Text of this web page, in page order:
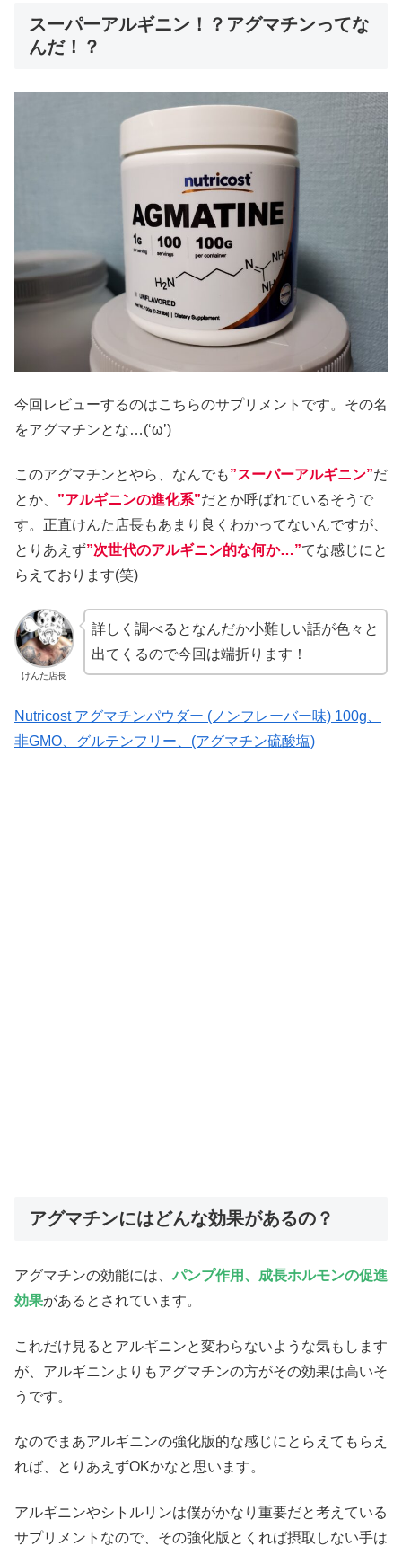
スーパーアルギニン！？アグマチンってな
んだ！？
今回レビューするのはこちらのサプリメントです。その名
をアグマチンとな…(‘ω’)
このアグマチンとやら、なんでも”スーパーアルギニン”だ
とか、 ”アルギニンの進化系”だとか呼ばれているそうで
す。正直けんた店長もあまり良くわかってないんですが、
とりあえず”次世代のアルギニン的な何か…”てな感じにと
らえております(笑)
けんた店長
詳しく調べるとなんだか小難しい話が色々と
出てくるので今回は端折ります！
Nutricost アグマチンパウダー (ノンフレーバー味) 100g、
非GMO、グルテンフリー、(アグマチン硫酸塩)
アグマチンにはどんな効果があるの？
アグマチンの効能には、 パンプ作用、成長ホルモンの促進
効果があるとされています。
これだけ見るとアルギニンと変わらないような気もします
が、アルギニンよりもアグマチンの方がその効果は高いそ
うです。
なのでまあアルギニンの強化版的な感じにとらえてもらえ
れば、とりあえずOKかなと思います。
アルギニンやシトルリンは僕がかなり重要だと考えている
サプリメントなので、その強化版とくれば摂取しない手は